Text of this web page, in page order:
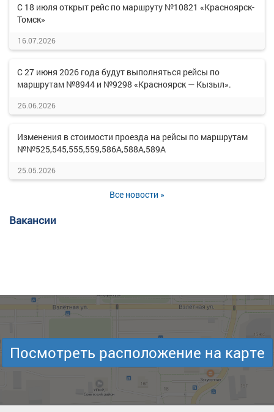
С 18 июля открыт рейс по маршруту №10821 «Красноярск-
Томск»
16.07.2026
С 27 июня 2026 года будут выполняться рейсы по
маршрутам №8944 и №9298 «Красноярск — Кызыл».
26.06.2026
Изменения в стоимости проезда на рейсы по маршрутам
№№525,545,555,559,586А,588А,589А
25.05.2026
Все новости »
Вакансии
Посмотреть расположение на карте